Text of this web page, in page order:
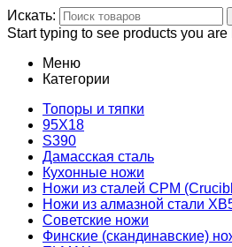
Искать:
Start typing to see products you are
Меню
Категории
Топоры и тяпки
95Х18
S390
Дамасская сталь
Кухонные ножи
Ножи из сталей CPM
Ножи из алмазной стали
Советские ножи
Финские (скандинавские)